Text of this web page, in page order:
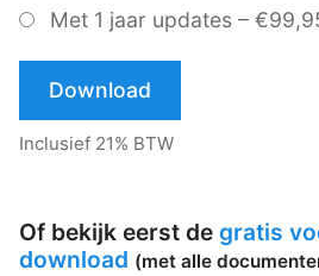
Met 1 jaar updates –
Download
Inclusief 21% BTW
Of bekijk eerst de gratis
download (met alle